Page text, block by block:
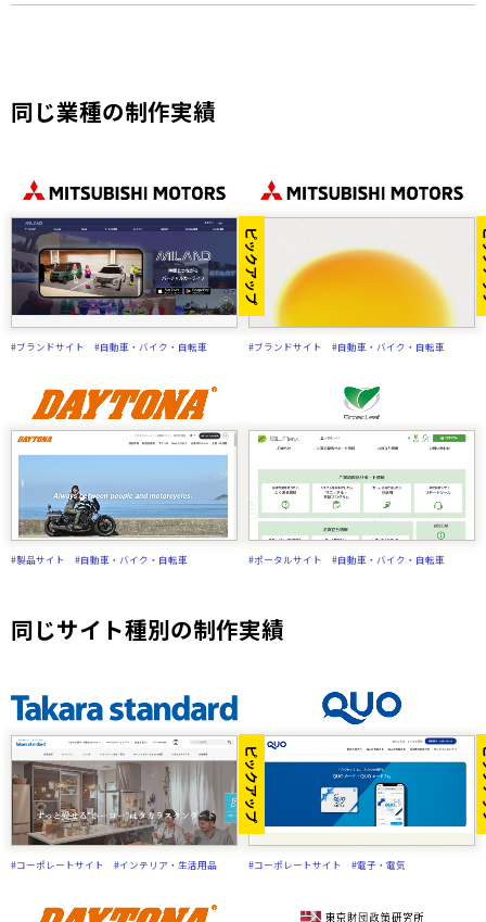
同じ業種の制作実績
ピックアップ
#ブランドサイト #自動車・バイク・自転車 #ブランドサイト #自動車・バイク・自転車
#製品サイト #自動車・バイク・自転車 #ポータルサイト #自動車・バイク・自転車
同じサイト種別の制作実績
ピックアップ
#コーポレートサイト #インテリア・生活用品 #コーポレートサイト #電子・電気